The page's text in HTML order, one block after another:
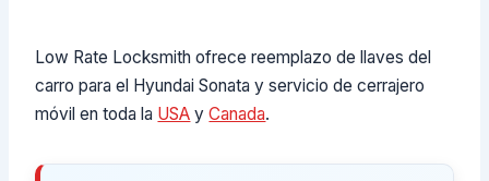
Low Rate Locksmith ofrece reemplazo de llaves del
carro para el Hyundai Sonata y servicio de cerrajero
móvil en toda la USA yCanada.